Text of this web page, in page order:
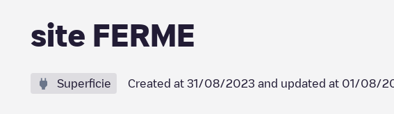
site FERME
Superficie Created at 31/08/2023 and updated at 01/08/